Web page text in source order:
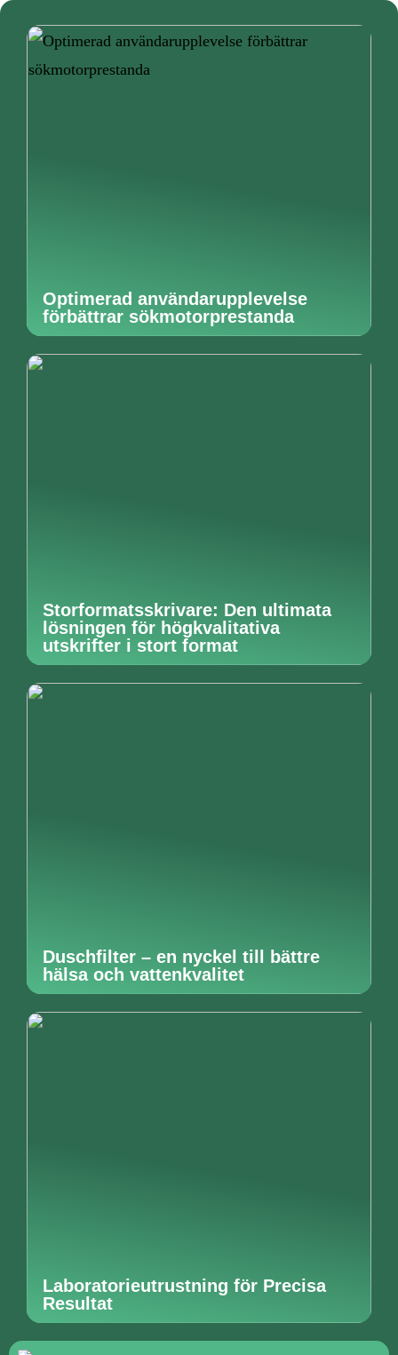
Optimerad användarupplevelse
förbättrar sökmotorprestanda
Storformatsskrivare: Den ultimata
lösningen för högkvalitativa
utskrifter i stort format
Duschfilter – en nyckel till bättre
hälsa och vattenkvalitet
Laboratorieutrustning för Precisa
Resultat